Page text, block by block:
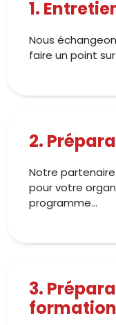
1.
Nous
faire un point
2.
Notre
pour votre
programme…
3.
formation